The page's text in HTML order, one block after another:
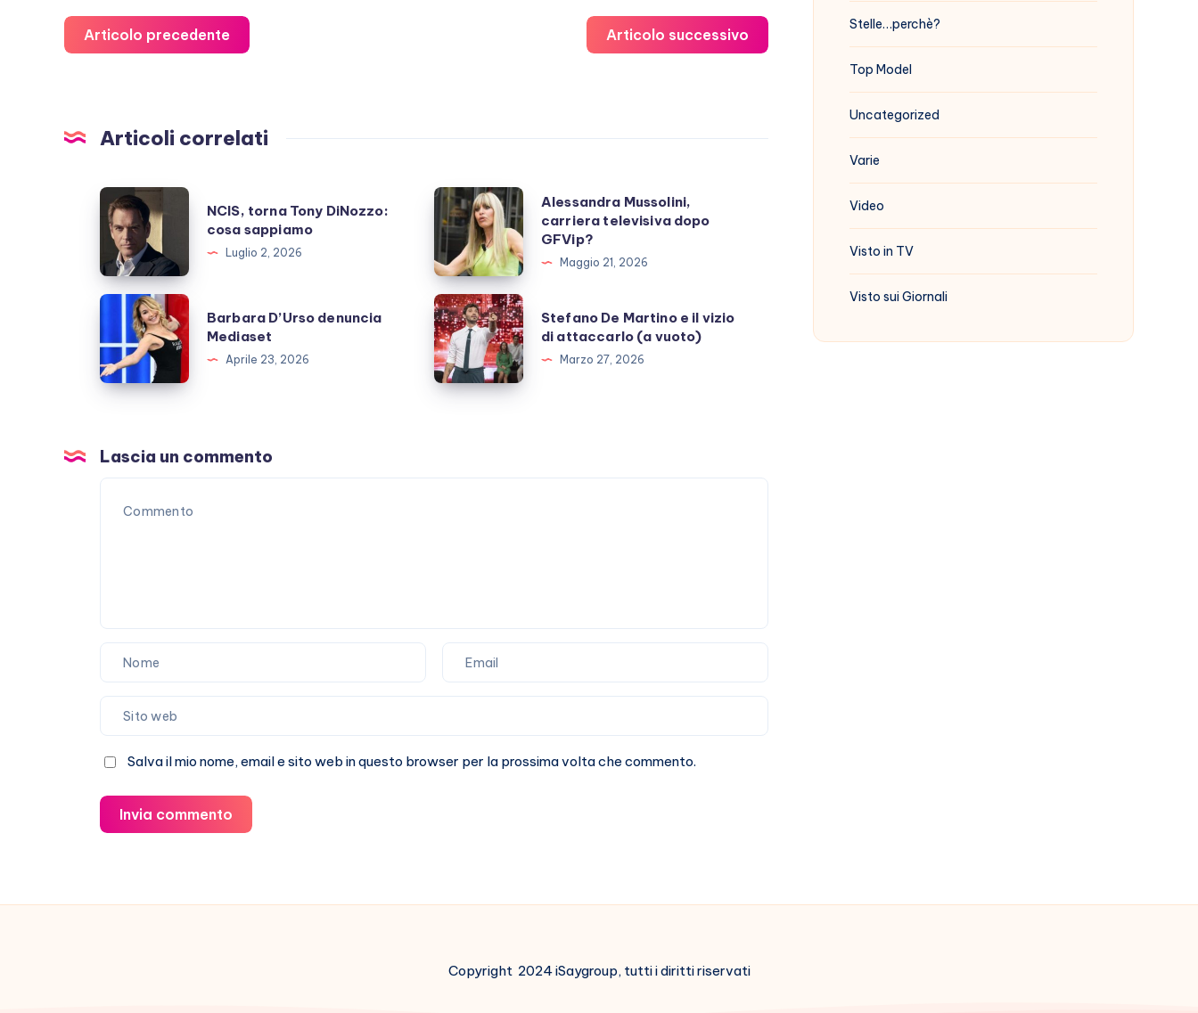
Articolo precedente Articolo successivo
Articoli correlati
NCIS,
torna
Tony
DiNozzo:
cosa
sappiamo
NCIS, torna Tony DiNozzo:
cosa sappiamo
Luglio 2, 2026
Alessandra
Mussolini,
carriera
televisiva
dopo
GFVip?
Alessandra Mussolini,
carriera televisiva dopo
GFVip?
Maggio 21, 2026
Barbara
D’Urso
denuncia
Mediaset
Barbara D’Urso denuncia
Mediaset
Aprile 23, 2026
Stefano
De
Martino
e
attaccarlo
Stefano De Martino e il vizio
di attaccarlo (a vuoto)
Marzo 27, 2026
Lascia un commento
Salva il mio nome, email e sito web in questo browser per la prossima volta che commento.
Invia commento
Stelle…perchè?
Top Model
Uncategorized
Varie
Video
Visto in TV
Visto sui Giornali
Copyright 2024 iSaygroup, tutti i diritti riservati